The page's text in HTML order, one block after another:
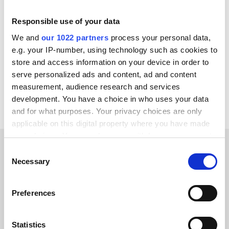
Responsible use of your data
We and our 1022 partners process your personal data,
e.g. your IP-number, using technology such as cookies to
store and access information on your device in order to
serve personalized ads and content, ad and content
measurement, audience research and services
development. You have a choice in who uses your data
and for what purposes. Your privacy choices are only
applicable on this digital property where you have made
your choices. You can change or withdraw your consent
the Privacy trigger icon.
Collect information about your geographical location
Identify your device by actively scanning it for
Selection
Necessary
Preferences
Statistics
Trustpilot Zoey
Webflow
Wannafind Unikum TrueERP
Ver todas las integraciones de Salesforce
Hear about the results our
customers have achieved